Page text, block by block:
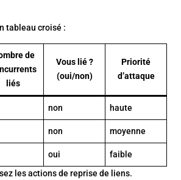
tableau croisé :
de
liés
Vous lié ?
(oui/non)
Priorité
d’attaque
non haute
non moyenne
oui
faible
les actions de reprise de liens.